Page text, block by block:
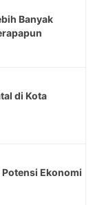
Banyak
di Kota
Ekonomi